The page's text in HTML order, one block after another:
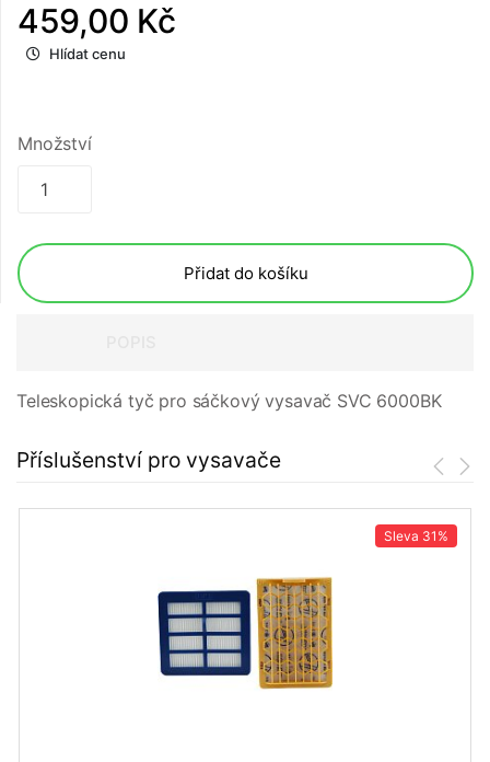
459,00 Kč
Hlídat cenu
Množství
Přidat do košíku
Teleskopická tyč pro sáčkový vysavač SVC 6000BK
Příslušenství pro vysavače
Sleva 31%